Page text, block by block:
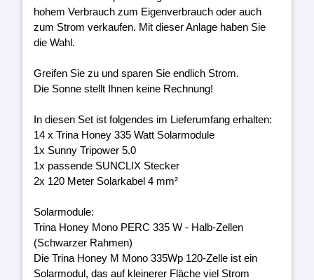
hohem Verbrauch zum Eigenverbrauch oder auch
zum Strom verkaufen. Mit dieser Anlage haben Sie
die Wahl.
Greifen Sie zu und sparen Sie endlich Strom.
Die Sonne stellt Ihnen keine Rechnung!
In diesen Set ist folgendes im Lieferumfang erhalten:
14 x Trina Honey 335 Watt Solarmodule
1x Sunny Tripower 5.0
1x passende SUNCLIX Stecker
2x 120 Meter Solarkabel 4 mm²
Solarmodule:
Trina Honey Mono PERC 335 W - Halb-Zellen
(Schwarzer Rahmen)
Die Trina Honey M Mono 335Wp 120-Zelle ist ein
Solarmodul, das auf kleinerer Fläche viel Strom